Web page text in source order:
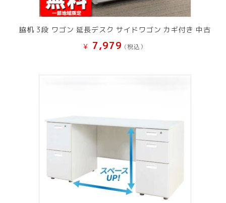
脇机 3段 ワゴン 延長デスク サイドワゴン カギ付き 中古
¥ 7,979 (税込）